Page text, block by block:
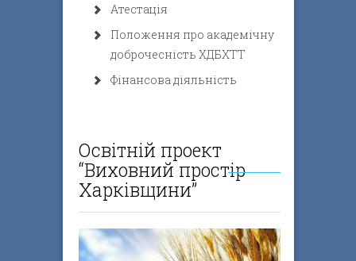
Атестація
Положення про академічну
доброчесність ХДБХТТ
Фінансова діяльність
Освітній проект
“Виховний простір
Харківщини”